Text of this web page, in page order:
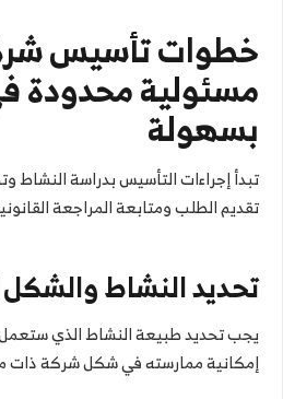
خطوات تأسيس
مسئولية محدودة
بسهولة
تبدأ إجراءات التأسيس بدراسة النشاط
تقديم الطلب ومتابعة المراجعة
تحديد النشاط والشكل
يجب تحديد طبيعة النشاط الذي
إمكانية ممارسته في شكل شركة ذات